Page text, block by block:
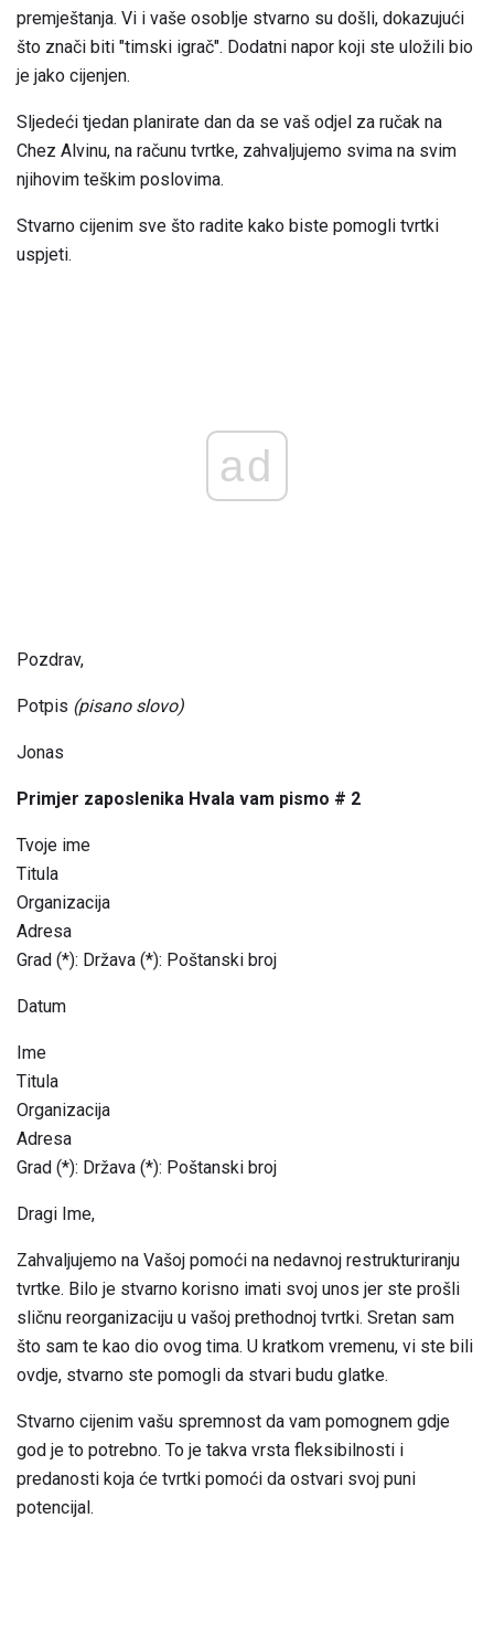
premještanja. Vi i vaše osoblje stvarno su došli, dokazujući
što znači biti "timski igrač". Dodatni napor koji ste uložili bio
je jako cijenjen.
Sljedeći tjedan planirate dan da se vaš odjel za ručak na
Chez Alvinu, na računu tvrtke, zahvaljujemo svima na svim
njihovim teškim poslovima.
Stvarno cijenim sve što radite kako biste pomogli tvrtki
uspjeti.
ad
Pozdrav,
Potpis (pisano slovo)
Jonas
Primjer zaposlenika Hvala vam pismo # 2
Tvoje ime
Titula
Organizacija
Adresa
Grad (*): Država (*): Poštanski broj
Datum
Ime
Titula
Organizacija
Adresa
Grad (*): Država (*): Poštanski broj
Dragi Ime,
Zahvaljujemo na Vašoj pomoći na nedavnoj restrukturiranju
tvrtke. Bilo je stvarno korisno imati svoj unos jer ste prošli
sličnu reorganizaciju u vašoj prethodnoj tvrtki. Sretan sam
što sam te kao dio ovog tima. U kratkom vremenu, vi ste bili
ovdje, stvarno ste pomogli da stvari budu glatke.
Stvarno cijenim vašu spremnost da vam pomognem gdje
god je to potrebno. To je takva vrsta fleksibilnosti i
predanosti koja će tvrtki pomoći da ostvari svoj puni
potencijal.